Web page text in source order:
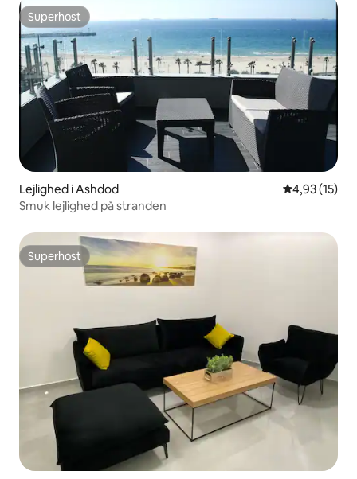
Superhost
Superhost
Lejlighed i Ashdod 4,93 ud af 5
4,93 (15)
Smuk lejlighed på stranden
Superhost
Superhost